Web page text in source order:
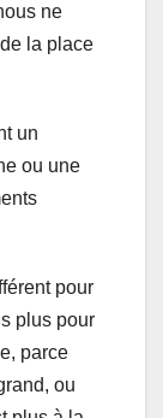
ne
la place
un
ou une
pour
plus pour
parce
ou